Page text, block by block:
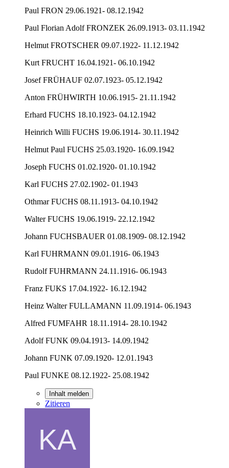
Paul FRON 29.06.1921- 08.12.1942
Paul Florian Adolf FRONZEK 26.09.1913- 03.11.1942
Helmut FROTSCHER 09.07.1922- 11.12.1942
Kurt FRUCHT 16.04.1921- 06.10.1942
Josef FRÜHAUF 02.07.1923- 05.12.1942
Anton FRÜHWIRTH 10.06.1915- 21.11.1942
Erhard FUCHS 18.10.1923- 04.12.1942
Heinrich Willi FUCHS 19.06.1914- 30.11.1942
Helmut Paul FUCHS 25.03.1920- 16.09.1942
Joseph FUCHS 01.02.1920- 01.10.1942
Karl FUCHS 27.02.1902- 01.1943
Othmar FUCHS 08.11.1913- 04.10.1942
Walter FUCHS 19.06.1919- 22.12.1942
Johann FUCHSBAUER 01.08.1909- 08.12.1942
Karl FUHRMANN 09.01.1916- 06.1943
Rudolf FUHRMANN 24.11.1916- 06.1943
Franz FUKS 17.04.1922- 16.12.1942
Heinz Walter FULLAMANN 11.09.1914- 06.1943
Alfred FUMFAHR 18.11.1914- 28.10.1942
Adolf FUNK 09.04.1913- 14.09.1942
Johann FUNK 07.09.1920- 12.01.1943
Paul FUNKE 08.12.1922- 25.08.1942
Inhalt melden
Zitieren